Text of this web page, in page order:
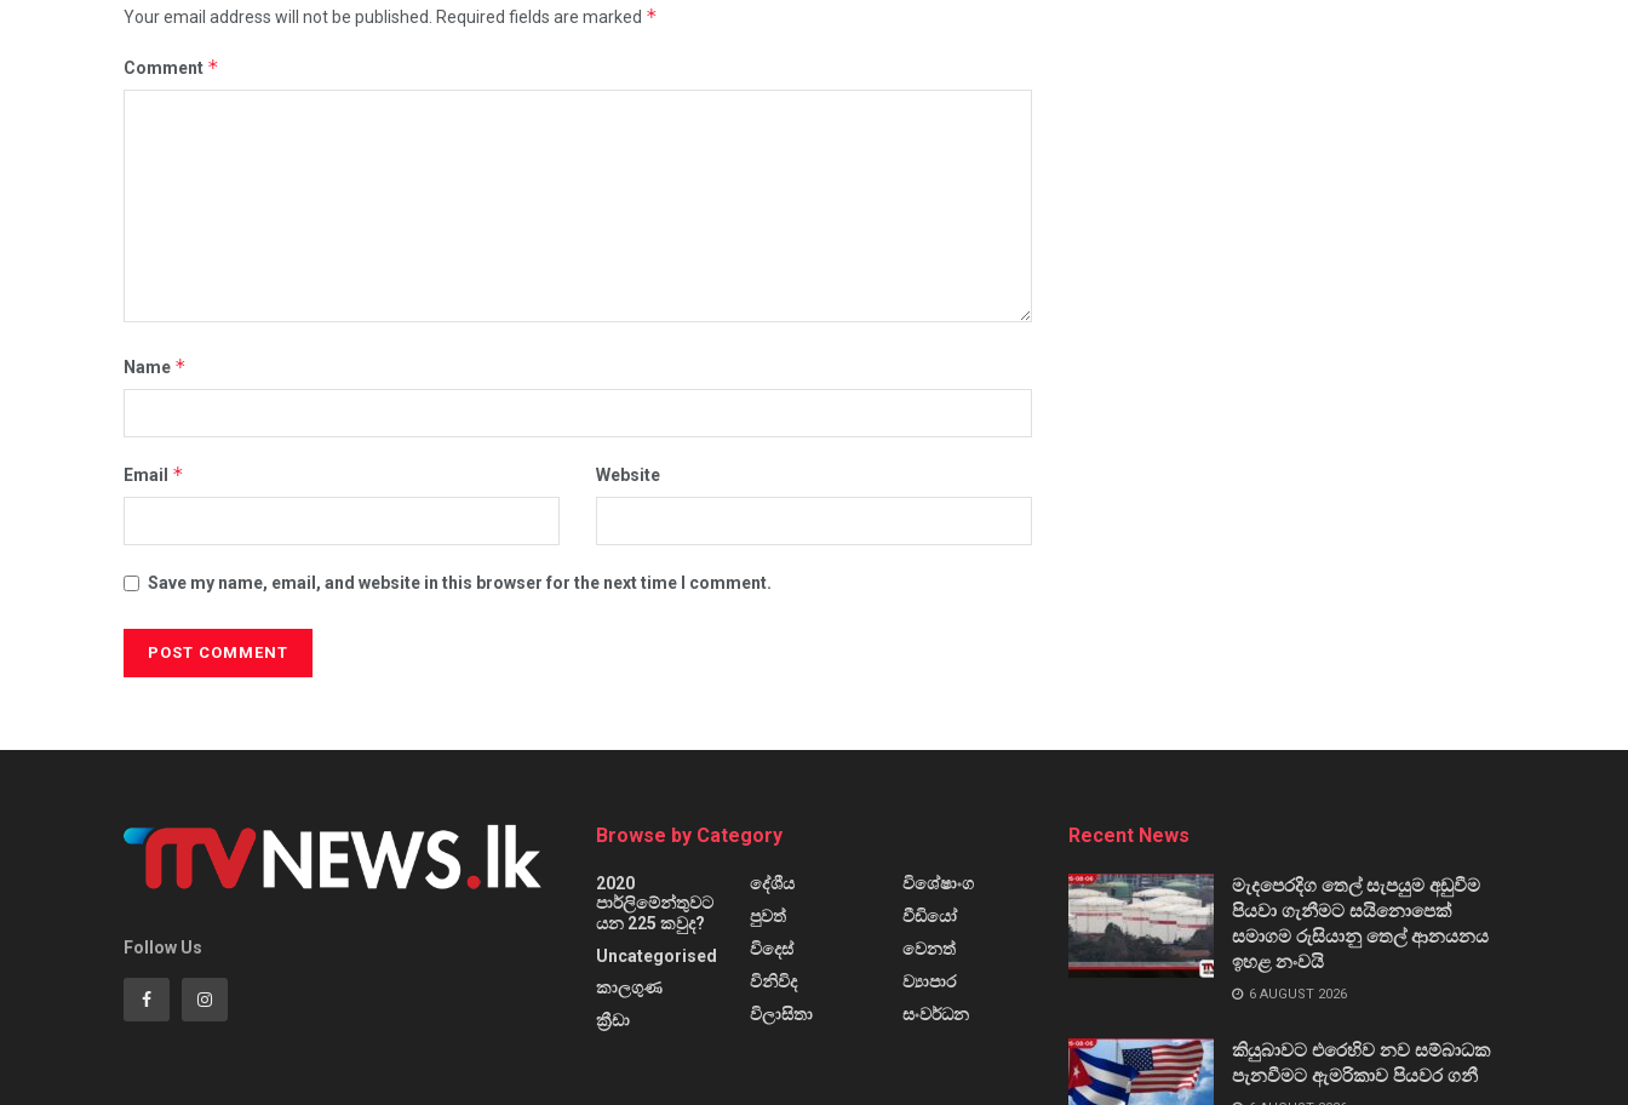
Your email address will not be published. Required fields are marked *
Comment *
Name *
Email * Website
Save my name, email, and website in this browser for the next time I comment.
Follow Us
Browse by Category
2020
පාර්ලිමේන්තුවට
යන 225 කවුද?
Uncategorised
කාලගුණ
ක්‍රීඩා
දේශීය
පුවත්
විදෙස්
විනිවිද
විලාසිතා
විශේෂාංග
වීඩියෝ
වෙනත්
ව්‍යාපාර
සංවර්ධන
Recent News
මැදපෙරදිග තෙල් සැපයුම අඩුවීම
පියවා ගැනීමට සයිනොපෙක්
සමාගම රුසියානු තෙල් ආනයනය
ඉහළ නංවයි
6 AUGUST 2026
කියුබාවට එරෙහිව නව සම්බාධක
පැනවීමට ඇමරිකාව පියවර ගනී